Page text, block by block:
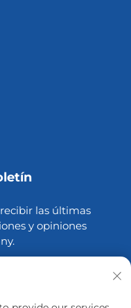
las últimas
y opiniones